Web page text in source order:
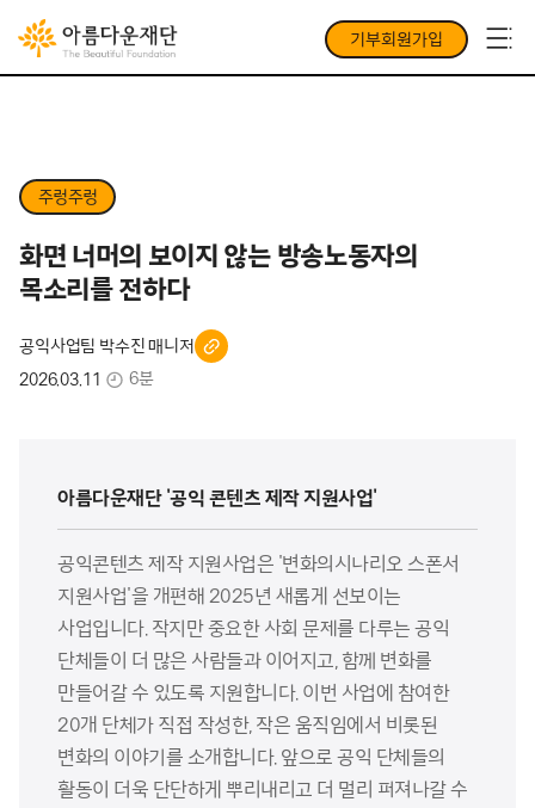
기부회원가입
주렁주렁
화면 너머의 보이지 않는 방송노동자의
목소리를 전하다
공익사업팀 박수진 매니저
2026.03.11
6분
아름다운재단 '공익 콘텐츠 제작 지원사업'
공익콘텐츠 제작 지원사업은 '변화의시나리오 스폰서
지원사업'을 개편해 2025년 새롭게 선보이는
사업입니다. 작지만 중요한 사회 문제를 다루는 공익
단체들이 더 많은 사람들과 이어지고, 함께 변화를
만들어갈 수 있도록 지원합니다. 이번 사업에 참여한
20개 단체가 직접 작성한, 작은 움직임에서 비롯된
변화의 이야기를 소개합니다. 앞으로 공익 단체들의
활동이 더욱 단단하게 뿌리내리고 더 멀리 퍼져나갈 수